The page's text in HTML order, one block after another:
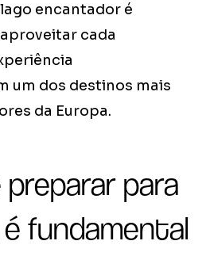
encantador é
cada
um dos destinos mais
da Europa.
para
fundamental